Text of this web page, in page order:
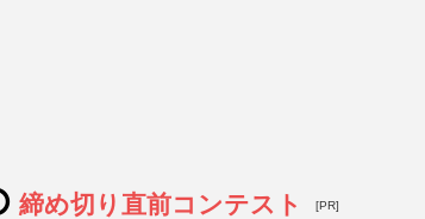
締め切り直前コンテスト [PR]